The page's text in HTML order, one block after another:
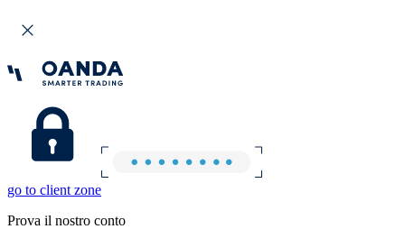
go to client zone
Prova il nostro conto